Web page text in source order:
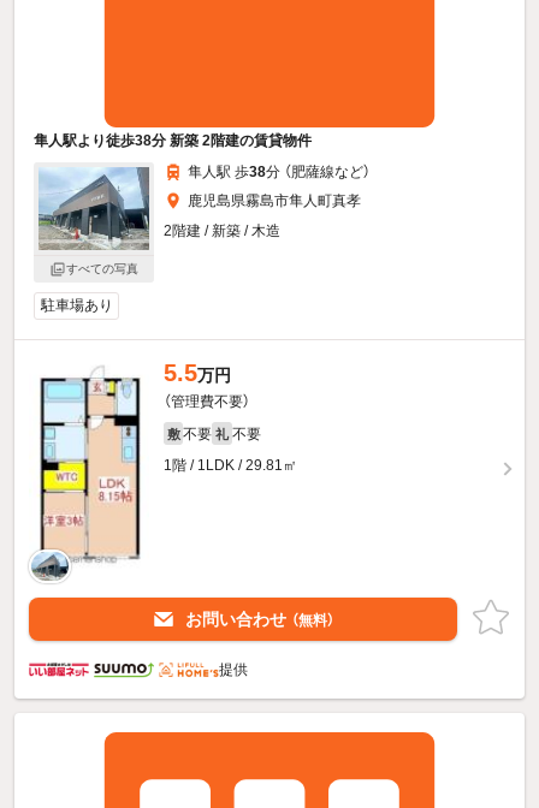
隼人駅より徒歩38分 新築 2階建の賃貸物件
すべての写真
隼人駅 歩38分 （肥薩線など）
鹿児島県霧島市隼人町真孝
2階建 / 新築 / 木造
駐車場あり
5.5万円
（管理費不要）
敷 不要 礼 不要
1階 / 1LDK / 29.81㎡
お問い合わせ （無料）
提供